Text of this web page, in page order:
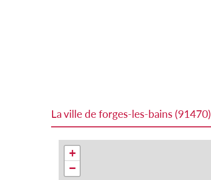
la ville de forges-les-bains (91470)
+
−